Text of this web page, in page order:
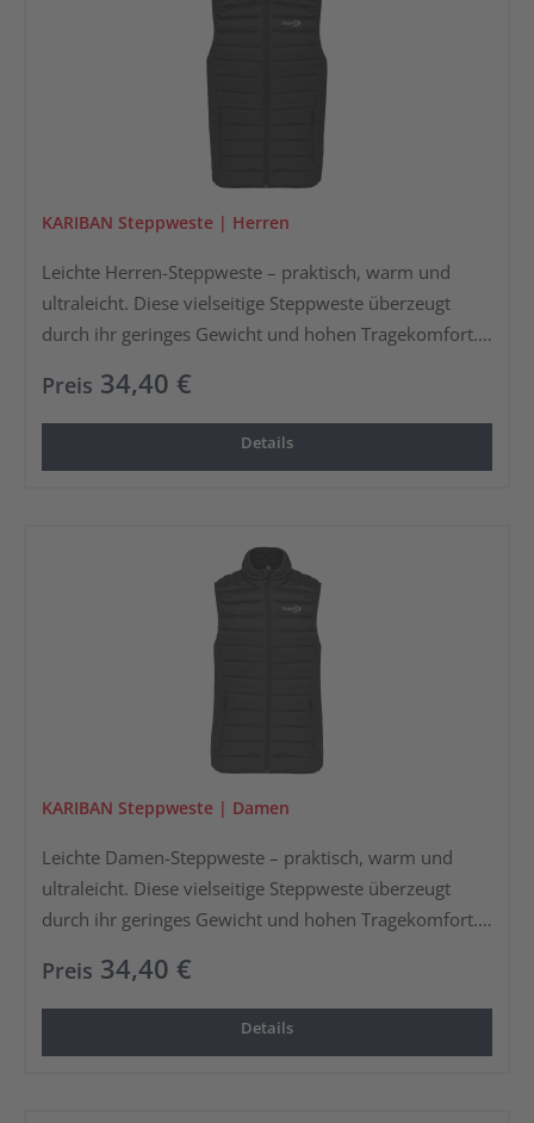
KARIBAN Steppweste | Herren
Leichte Herren-Steppweste – praktisch, warm und
ultraleicht. Diese vielseitige Steppweste überzeugt
durch ihr geringes Gewicht und hohen Tragekomfort.
pflegeleichte Stoff sorgt für Langlebigkeit, während der
elastische Armausschnitt optimale Bewegungsfreiheit
Preis 34,40 €
Details
KARIBAN Steppweste | Damen
Leichte Damen-Steppweste – praktisch, warm und
ultraleicht. Diese vielseitige Steppweste überzeugt
durch ihr geringes Gewicht und hohen Tragekomfort.
pflegeleichte Stoff sorgt für Langlebigkeit, während der
elastische Armausschnitt optimale Bewegungsfreiheit
Preis 34,40 €
Details